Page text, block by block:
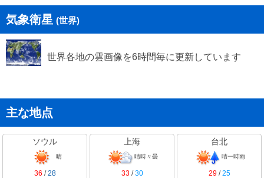
気象衛星 (世界)
世界各地の雲画像を6時間毎に更新しています
主な地点
ソウル
晴
36 /28
上海
晴時々曇
33/30
台北
晴一時雨
29/25